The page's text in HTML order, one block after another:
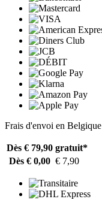
Frais d'envoi en Belgique
Dès € 79,90 gratuit*
Dès € 0,00 € 7,90